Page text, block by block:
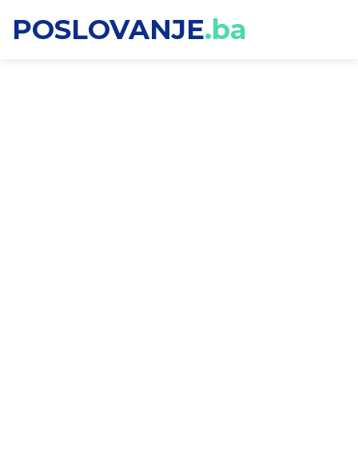
POSLOVANJE.ba